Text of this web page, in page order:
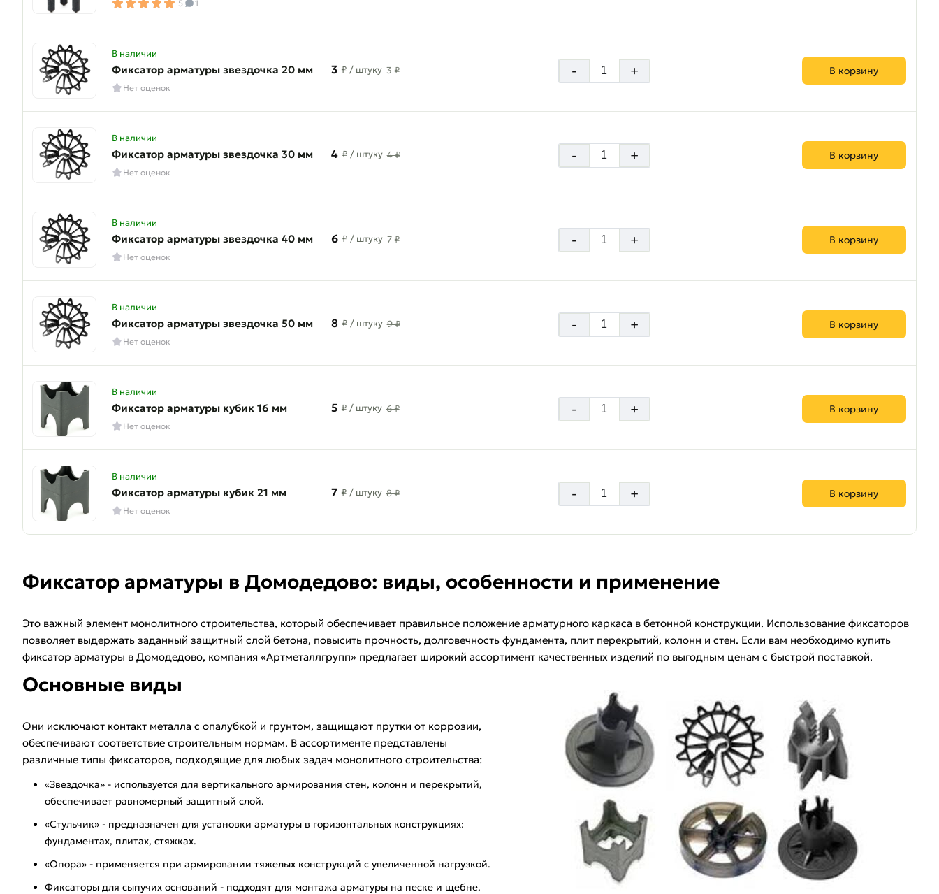
5 1
В наличии
Фиксатор арматуры звездочка 20 мм
Нет оценок
3 ₽ / штуку 3 ₽ - + В корзину
В наличии
Фиксатор арматуры звездочка 30 мм
Нет оценок
4 ₽ / штуку 4 ₽ - + В корзину
В наличии
Фиксатор арматуры звездочка 40 мм
Нет оценок
6 ₽ / штуку 7 ₽ - + В корзину
В наличии
Фиксатор арматуры звездочка 50 мм
Нет оценок
8 ₽ / штуку 9 ₽ - + В корзину
В наличии
Фиксатор арматуры кубик 16 мм
Нет оценок
5 ₽ / штуку 6 ₽ - + В корзину
В наличии
Фиксатор арматуры кубик 21 мм
Нет оценок
7 ₽ / штуку 8 ₽ - + В корзину
Фиксатор арматуры в Домодедово: виды, особенности и применение
Это важный элемент монолитного строительства, который обеспечивает правильное положение арматурного каркаса в бетонной конструкции. Использование фиксаторов
позволяет выдержать заданный защитный слой бетона, повысить прочность, долговечность фундамента, плит перекрытий, колонн и стен. Если вам необходимо купить
фиксатор арматуры в Домодедово, компания «Артметаллгрупп» предлагает широкий ассортимент качественных изделий по выгодным ценам с быстрой поставкой.
Основные виды
Они исключают контакт металла с опалубкой и грунтом, защищают прутки от коррозии,
обеспечивают соответствие строительным нормам. В ассортименте представлены
различные типы фиксаторов, подходящие для любых задач монолитного строительства:
«Звездочка» - используется для вертикального армирования стен, колонн и перекрытий,
обеспечивает равномерный защитный слой.
«Стульчик» - предназначен для установки арматуры в горизонтальных конструкциях:
фундаментах, плитах, стяжках.
«Опора» - применяется при армировании тяжелых конструкций с увеличенной нагрузкой.
Фиксаторы для сыпучих оснований - подходят для монтажа арматуры на песке и щебне.